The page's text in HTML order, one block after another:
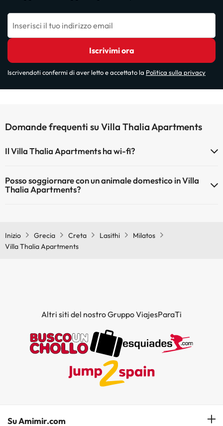
Inserisci il tuo indirizzo email
Iscrivimi ora
Iscrivendoti confermi di aver letto e accettato la Politica sulla privacy
Domande frequenti su Villa Thalia Apartments
Il Villa Thalia Apartments ha wi-fi?
Posso soggiornare con un animale domestico in Villa
Thalia Apartments?
Inizio Grecia Creta Lasithi
Milatos
Villa Thalia Apartments
Altri siti del nostro Gruppo ViajesParaTi
Su Amimir.com